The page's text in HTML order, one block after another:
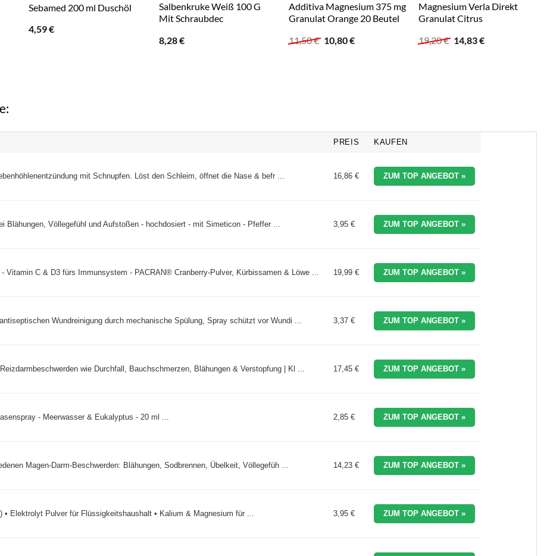
Sebamed 200 ml Duschöl
4,59€
Salbenkruke Weiß 100 G
Mit Schraubdec
8,28€
Additiva Magnesium 375 mg
Granulat Orange 20 Beutel
11,50€ Ursprünglicher
Preis
10,80€Aktueller
Magnesium Verla Direkt
Granulat Citrus
19,20€ Ursprünglicher
Preis
14,83€Aktueller
PREIS KAUFEN
mit Schnupfen. Löst den Schleim, öffnet die Nase & befr ... 16,86 € ZUM TOP ANGEBOT »
Blähungen, Völlegefühl und Aufstoßen - hochdosiert - mit Simeticon - Pfeffer ... 3,95 € ZUM TOP ANGEBOT »
Vitamin C & D3 fürs Immunsystem - PACRAN® Cranberry-Pulver, Kürbissamen & Löwe ... 19,99 € ZUM TOP ANGEBOT »
Wundreinigung durch mechanische Spülung, Spray schützt vor Wundi ... 3,37 € ZUM TOP ANGEBOT »
wie Durchfall, Bauchschmerzen, Blähungen & Verstopfung | Kl ... 17,45 € ZUM TOP ANGEBOT »
- Meerwasser & Eukalyptus - 20 ml ... 2,85 € ZUM TOP ANGEBOT »
Magen-Darm-Beschwerden: Blähungen, Sodbrennen, Übelkeit, Völlegefüh ... 14,23 € ZUM TOP ANGEBOT »
Elektrolyt Pulver für Flüssigkeitshaushalt • Kalium & Magnesium für ... 3,95 € ZUM TOP ANGEBOT »